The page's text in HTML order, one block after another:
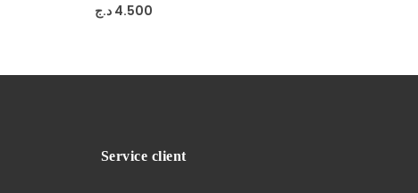
4.500 د.ج
Service client